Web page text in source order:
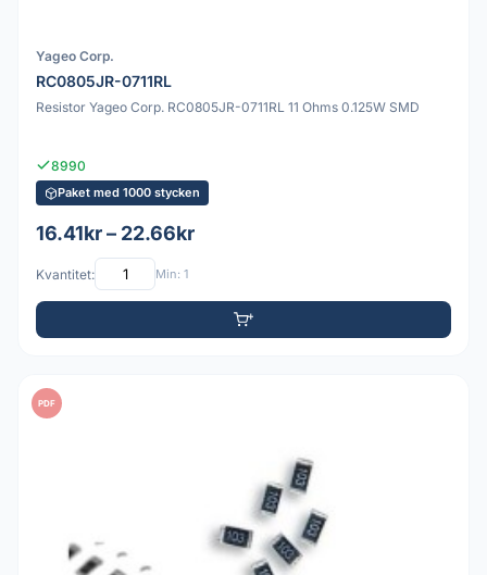
Yageo Corp.
RC0805JR-0711RL
Resistor Yageo Corp. RC0805JR-0711RL 11 Ohms 0.125W SMD
8990
Paket med 1000 stycken
16.41kr – 22.66kr
Kvantitet: Min: 1
PDF